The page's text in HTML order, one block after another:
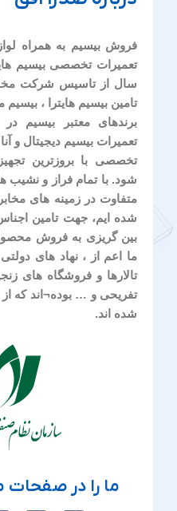
فروش بیسیم به همراه
سال از تاسیس شرکت
تامین بیسیم هایترا ، بیسیم
برندهای معتبر بیسیم
تعمیرات بیسیم دیجیتال و
تخصصی با بروزترین
شود. با تمام فراز و نشیب
متفاوت در زمینه های
شده ایم، جهت تامین
بین گریزی به فروش
ما اعم از ، نهاد های
تالارها و فروشگاه های
تفریحی و … بوده¬اند که
شده اند.
ما را در صفحات